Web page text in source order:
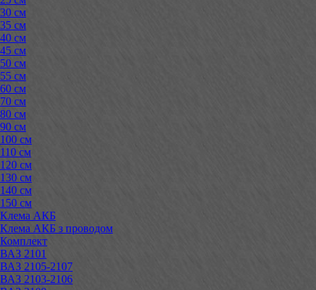
30 см
35 см
40 см
45 см
50 см
55 см
60 см
70 см
80 см
90 см
100 см
110 см
120 см
130 см
140 см
150 см
Клема АКБ
Клема АКБ з проводом
Комплект
ВАЗ 2101
ВАЗ 2105-2107
ВАЗ 2103-2106